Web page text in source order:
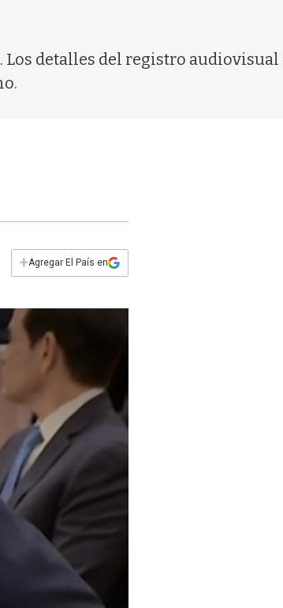
Los detalles del registro
+Agregar El País en